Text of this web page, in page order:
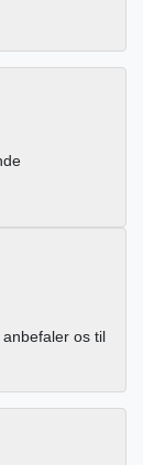
os til